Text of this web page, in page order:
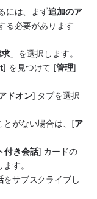
には、まず追加のア
る必要があります
」を選択します。
] を見つけて [管理]
ドオン] タブを選択
とがない場合は、[ア
付き会話] カードの
す。
をサブスクライブし